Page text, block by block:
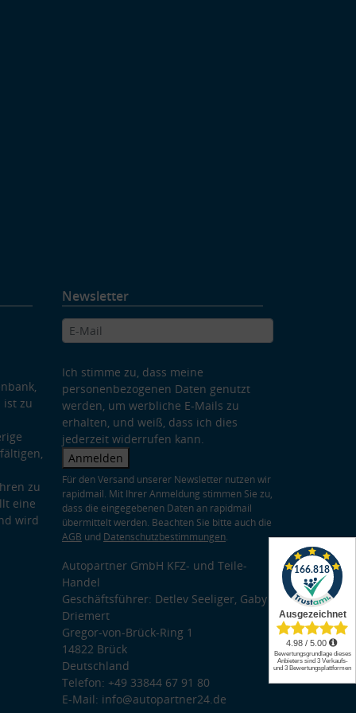
ist zu
zu
eine
wird
Newsletter
Ich stimme zu, dass meine
personenbezogenen Daten genutzt
werden, um werbliche E-Mails zu
erhalten, und weiß, dass ich dies
jederzeit widerrufen kann.
Anmelden
Für den Versand unserer Newsletter nutzen wir
rapidmail. Mit Ihrer Anmeldung stimmen Sie zu,
dass die eingegebenen Daten an rapidmail
übermittelt werden. Beachten Sie bitte auch die
AGB und Datenschutzbestimmungen.
Autopartner GmbH KFZ- und Teile-
Handel
Geschäftsführer: Detlev Seeliger, Gaby
Driemert
Gregor-von-Brück-Ring 1
14822 Brück
Deutschland
Telefon: +49 33844 67 91 80
E-Mail: info@autopartner24.de